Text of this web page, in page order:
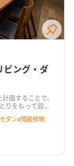
ビング・ダ
画することで、
りをもって設
など多岐に渡り
モダン#間接照明